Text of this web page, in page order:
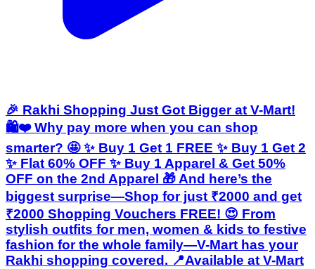
🎉 Rakhi Shopping Just Got Bigger at V-Mart!
🛍️❤️ Why pay more when you can shop
smarter? 🤩 ✨ Buy 1 Get 1 FREE ✨ Buy 1 Get 2
✨ Flat 60% OFF ✨ Buy 1 Apparel & Get 50%
OFF on the 2nd Apparel 🎁 And here’s the
biggest surprise—Shop for just ₹2000 and get
₹2000 Shopping Vouchers FREE! 😍 From
stylish outfits for men, women & kids to festive
fashion for the whole family—V-Mart has your
Rakhi shopping covered. 📍Available at V-Mart